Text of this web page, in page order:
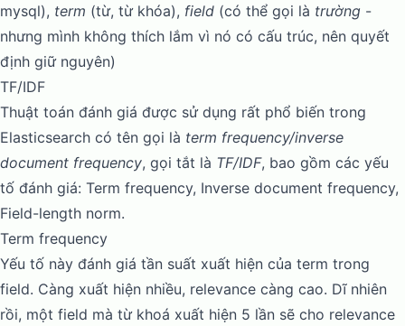
mysql), term (từ, từ khóa), field (có thể gọi là trường -
nhưng mình không thích lắm vì nó có cấu trúc, nên quyết
định giữ nguyên)
TF/IDF
Thuật toán đánh giá được sử dụng rất phổ biến trong
Elasticsearch có tên gọi là term frequency/inverse
document frequency, gọi tắt là TF/IDF, bao gồm các yếu
tố đánh giá: Term frequency, Inverse document frequency,
Field-length norm.
Term frequency
Yếu tố này đánh giá tần suất xuất hiện của term trong
field. Càng xuất hiện nhiều, relevance càng cao. Dĩ nhiên
rồi, một field mà từ khoá xuất hiện 5 lần sẽ cho relevance